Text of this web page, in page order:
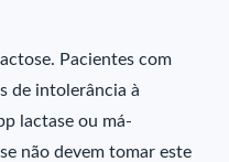
Pacientes com
de intolerância à
lactase ou má-
não devem tomar este